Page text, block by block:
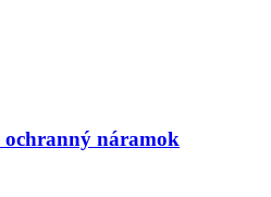
náramok